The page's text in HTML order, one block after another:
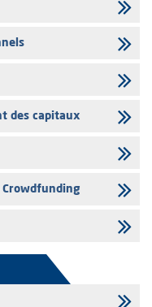
par l'AMMC pour le
marché des capitaux pour
réalisées par les
des capitaux
Crowdfunding